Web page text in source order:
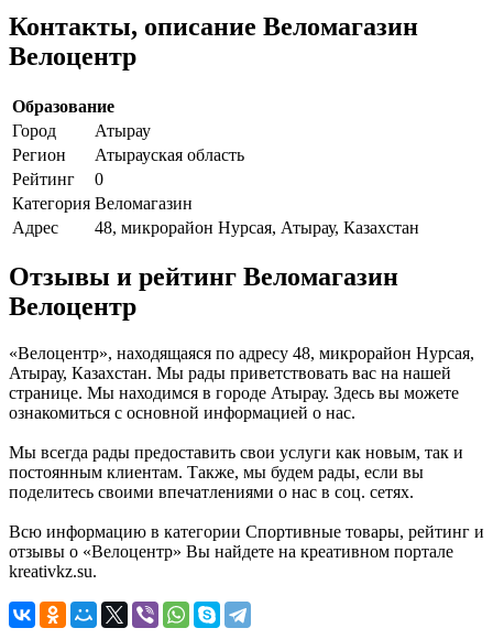
Контакты, описание Веломагазин
Велоцентр
Образование
Город
Атырау
Регион
Атырауская область
Рейтинг
0
Категория Веломагазин
Адрес
48, микрорайон Нурсая, Атырау, Казахстан
Отзывы и рейтинг Веломагазин
Велоцентр
«Велоцентр», находящаяся по адресу 48, микрорайон Нурсая,
Атырау, Казахстан. Мы рады приветствовать вас на нашей
странице. Мы находимся в городе Атырау. Здесь вы можете
ознакомиться с основной информацией о нас.
Мы всегда рады предоставить свои услуги как новым, так и
постоянным клиентам. Также, мы будем рады, если вы
поделитесь своими впечатлениями о нас в соц. сетях.
Всю информацию в категории Спортивные товары, рейтинг и
отзывы о «Велоцентр» Вы найдете на креативном портале
kreativkz.su.